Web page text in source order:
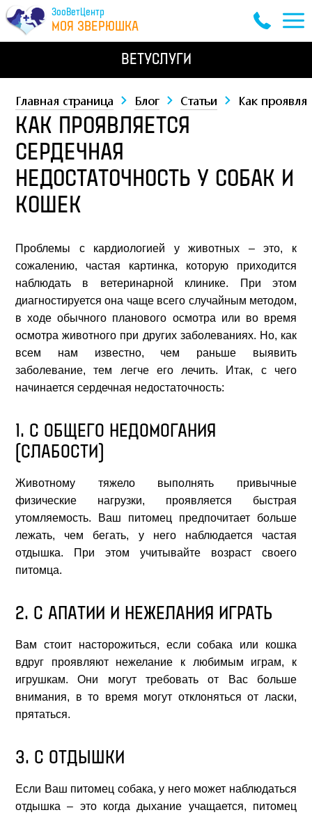
ЗооВетЦентр
МОЯ ЗВЕРЮШКА
ВЕТУСЛУГИ
Главная страница Блог Статьи Как
КАК ПРОЯВЛЯЕТСЯ
СЕРДЕЧНАЯ
НЕДОСТАТОЧНОСТЬ У СОБАК И
КОШЕК
Проблемы с кардиологией у животных – это, к
сожалению, частая картинка, которую приходится
наблюдать в ветеринарной клинике. При этом
диагностируется она чаще всего случайным методом,
в ходе обычного планового осмотра или во время
осмотра животного при других заболеваниях. Но, как
всем нам известно, чем раньше выявить
заболевание, тем легче его лечить. Итак, с чего
начинается сердечная недостаточность:
1. С ОБЩЕГО НЕДОМОГАНИЯ
(СЛАБОСТИ)
Животному тяжело выполнять привычные
физические нагрузки, проявляется быстрая
утомляемость. Ваш питомец предпочитает больше
лежать, чем бегать, у него наблюдается частая
отдышка. При этом учитывайте возраст своего
питомца.
2. С АПАТИИ И НЕЖЕЛАНИЯ ИГРАТЬ
Вам стоит насторожиться, если собака или кошка
вдруг проявляют нежелание к любимым играм, к
игрушкам. Они могут требовать от Вас больше
внимания, в то время могут отклоняться от ласки,
прятаться.
3. С ОТДЫШКИ
Если Ваш питомец собака, у него может наблюдаться
отдышка – это когда дыхание учащается, питомец